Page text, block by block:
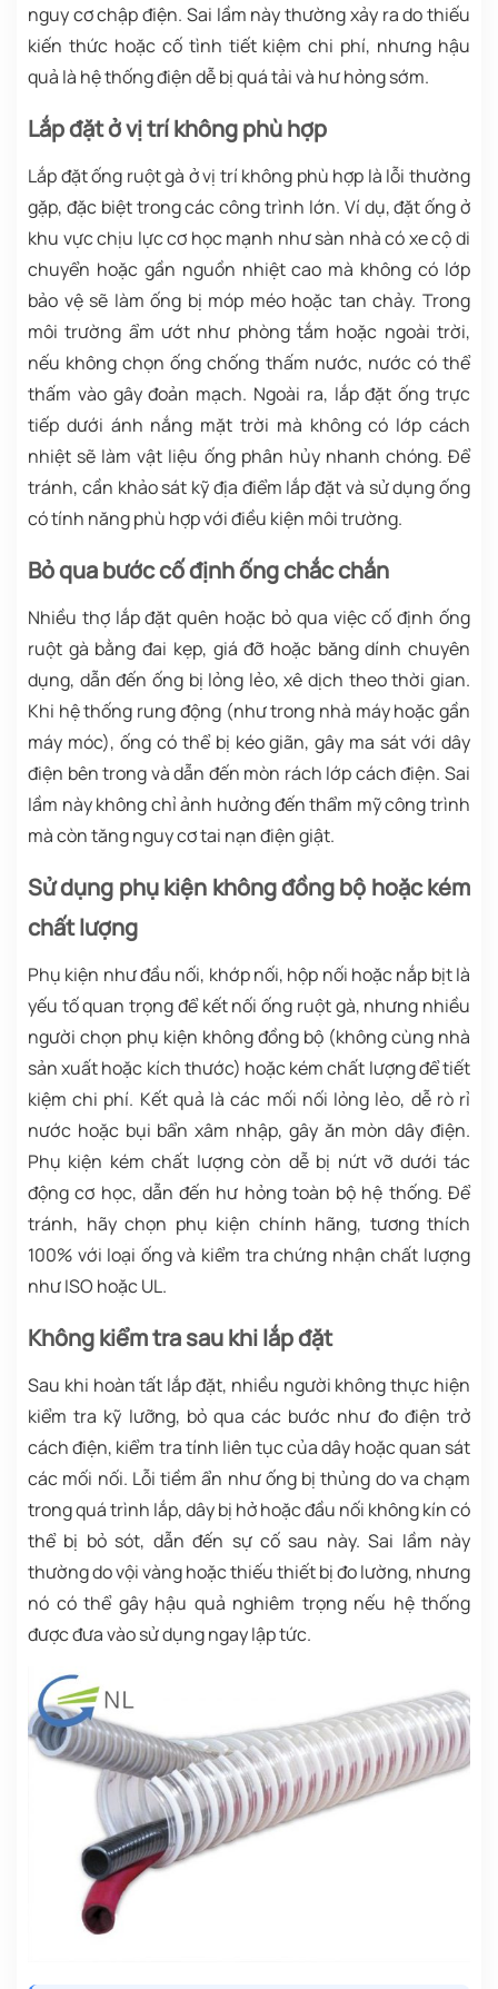
nguy cơ chập điện. Sai lầm này thường xảy ra do thiếu
kiến thức hoặc cố tình tiết kiệm chi phí, nhưng hậu
quả là hệ thống điện dễ bị quá tải và hư hỏng sớm.
Lắp đặt ở vị trí không phù hợp
Lắp đặt ống ruột gà ở vị trí không phù hợp là lỗi thường
gặp, đặc biệt trong các công trình lớn. Ví dụ, đặt ống ở
khu vực chịu lực cơ học mạnh như sàn nhà có xe cộ di
chuyển hoặc gần nguồn nhiệt cao mà không có lớp
bảo vệ sẽ làm ống bị móp méo hoặc tan chảy. Trong
môi trường ẩm ướt như phòng tắm hoặc ngoài trời,
nếu không chọn ống chống thấm nước, nước có thể
thấm vào gây đoản mạch. Ngoài ra, lắp đặt ống trực
tiếp dưới ánh nắng mặt trời mà không có lớp cách
nhiệt sẽ làm vật liệu ống phân hủy nhanh chóng. Để
tránh, cần khảo sát kỹ địa điểm lắp đặt và sử dụng ống
có tính năng phù hợp với điều kiện môi trường.
Bỏ qua bước cố định ống chắc chắn
Nhiều thợ lắp đặt quên hoặc bỏ qua việc cố định ống
ruột gà bằng đai kẹp, giá đỡ hoặc băng dính chuyên
dụng, dẫn đến ống bị lỏng lẻo, xê dịch theo thời gian.
Khi hệ thống rung động (như trong nhà máy hoặc gần
máy móc), ống có thể bị kéo giãn, gây ma sát với dây
điện bên trong và dẫn đến mòn rách lớp cách điện. Sai
lầm này không chỉ ảnh hưởng đến thẩm mỹ công trình
mà còn tăng nguy cơ tai nạn điện giật.
Sử dụng phụ kiện không đồng bộ hoặc kém
chất lượng
Phụ kiện như đầu nối, khớp nối, hộp nối hoặc nắp bịt là
yếu tố quan trọng để kết nối ống ruột gà, nhưng nhiều
người chọn phụ kiện không đồng bộ (không cùng nhà
sản xuất hoặc kích thước) hoặc kém chất lượng để tiết
kiệm chi phí. Kết quả là các mối nối lỏng lẻo, dễ rò rỉ
nước hoặc bụi bẩn xâm nhập, gây ăn mòn dây điện.
Phụ kiện kém chất lượng còn dễ bị nứt vỡ dưới tác
động cơ học, dẫn đến hư hỏng toàn bộ hệ thống. Để
tránh, hãy chọn phụ kiện chính hãng, tương thích
100% với loại ống và kiểm tra chứng nhận chất lượng
như ISO hoặc UL.
Không kiểm tra sau khi lắp đặt
Sau khi hoàn tất lắp đặt, nhiều người không thực hiện
kiểm tra kỹ lưỡng, bỏ qua các bước như đo điện trở
cách điện, kiểm tra tính liên tục của dây hoặc quan sát
các mối nối. Lỗi tiềm ẩn như ống bị thủng do va chạm
trong quá trình lắp, dây bị hở hoặc đầu nối không kín có
thể bị bỏ sót, dẫn đến sự cố sau này. Sai lầm này
thường do vội vàng hoặc thiếu thiết bị đo lường, nhưng
nó có thể gây hậu quả nghiêm trọng nếu hệ thống
được đưa vào sử dụng ngay lập tức.